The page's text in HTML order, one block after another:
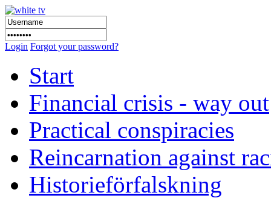
Login Forgot your password?
Start
Financial crisis - way out
Practical conspiracies
Reincarnation against
Historieförfalskning